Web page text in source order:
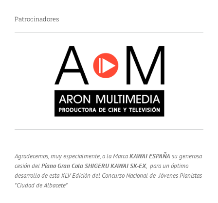
Patrocinadores
Agradecemos, muy especialmente, a la MarcaKAWAI ESPAÑA su generosa
cesión delPiano Gran Cola SHIGERU KAWAI SK-EX, para un óptimo
desarrollo de esta XLV Edición del Concurso Nacional de Jóvenes Pianistas
"Ciudad de Albacete"